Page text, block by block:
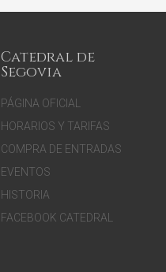
Catedral de
Segovia
PÁGINA OFICIAL
HORARIOS Y TARIFAS
COMPRA DE ENTRADAS
EVENTOS
HISTORIA
FACEBOOK CATEDRAL